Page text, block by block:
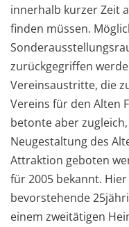
innerhalb kurzer Zeit
finden müssen.
zurückgegriffen
Vereinsaustritte, die
Vereins für den Alten
betonte aber
Neugestaltung des
Attraktion geboten
für 2005 bekannt.
bevorstehende
einem zweitätigen